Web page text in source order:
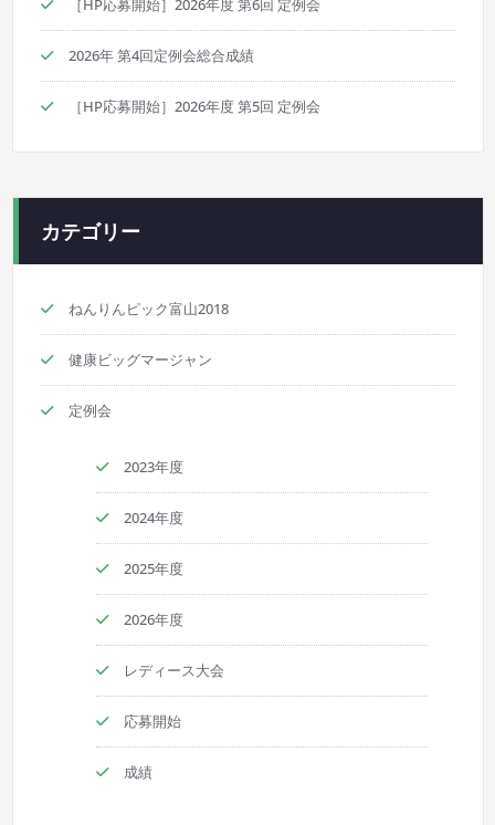
［HP応募開始］2026年度 第6回 定例会
2026年 第4回定例会総合成績
［HP応募開始］2026年度 第5回 定例会
カテゴリー
ねんりんピック富山2018
健康ビッグマージャン
定例会
2023年度
2024年度
2025年度
2026年度
レディース大会
応募開始
成績